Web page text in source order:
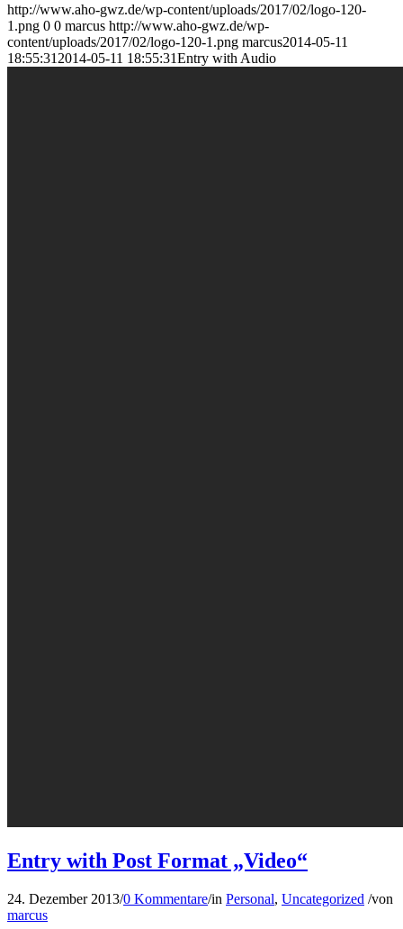
http://www.aho-gwz.de/wp-content/uploads/2017/02/logo-120-
1.png 0 0 marcus http://www.aho-gwz.de/wp-
content/uploads/2017/02/logo-120-1.png marcus2014-05-11
18:55:31 2014-05-11 18:55:31Entry with Audio
Entry with Post Format „Video“
24. Dezember 2013/0 Kommentare/in Personal, Uncategorized /von
marcus